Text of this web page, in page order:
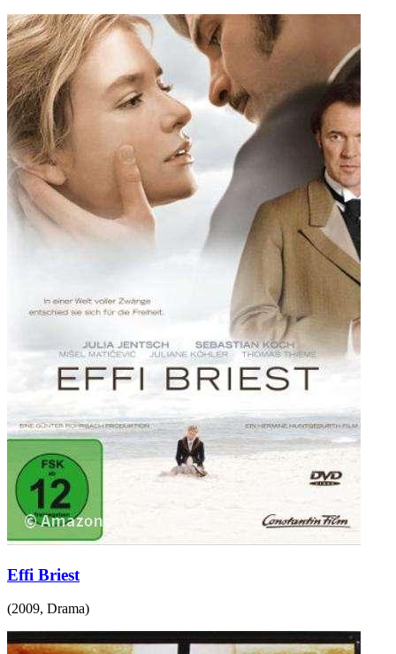
Effi Briest
(2009, Drama)